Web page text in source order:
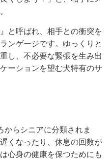
と呼ばれ、相手との衝突を
ンゲージです。ゆっくりと
し、不必要な緊張を生み出
ーションを望む犬特有のサ
からシニアに分類されま
くなったり、休息の回数が
心身の健康を保つためにも